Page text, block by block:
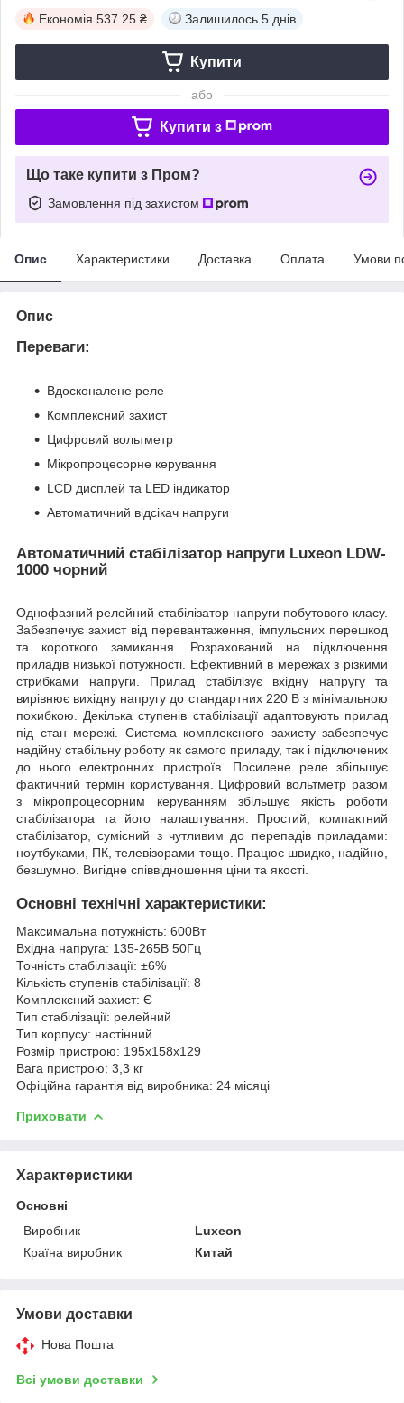
Економія 537.25 ₴ Залишилось 5 днів
Купити
або
Купити з
Що таке купити з Пром?
Замовлення під захистом
Опис Характеристики Доставка Оплата Умови
Опис
Переваги:
Вдосконалене реле
Комплексний захист
Цифровий вольтметр
Мікропроцесорне керування
LCD дисплей та LED індикатор
Автоматичний відсікач напруги
Автоматичний стабілізатор напруги Luxeon LDW-
1000 чорний
Однофазний релейний стабілізатор напруги побутового класу.
Забезпечує захист від перевантаження, імпульсних перешкод
та короткого замикання. Розрахований на підключення
приладів низької потужності. Ефективний в мережах з різкими
стрибками напруги. Прилад стабілізує вхідну напругу та
вирівнює вихідну напругу до стандартних 220 В з мінімальною
похибкою. Декілька ступенів стабілізації адаптовують прилад
під стан мережі. Система комплексного захисту забезпечує
надійну стабільну роботу як самого приладу, так і підключених
до нього електронних пристроїв. Посилене реле збільшує
фактичний термін користування. Цифровий вольтметр разом
з мікропроцесорним керуванням збільшує якість роботи
стабілізатора та його налаштування. Простий, компактний
стабілізатор, сумісний з чутливим до перепадів приладами:
ноутбуками, ПК, телевізорами тощо. Працює швидко, надійно,
безшумно. Вигідне співвідношення ціни та якості.
Основні технічні характеристики:
Максимальна потужність: 600Вт
Вхідна напруга: 135-265В 50Гц
Точність стабілізації: ±6%
Кількість ступенів стабілізації: 8
Комплексний захист: Є
Тип стабілізації: релейний
Тип корпусу: настінний
Розмір пристрою: 195х158х129
Вага пристрою: 3,3 кг
Офіційна гарантія від виробника: 24 місяці
Приховати
Характеристики
Основні
Виробник
Luxeon
Країна виробник
Китай
Умови доставки
Нова Пошта
Всі умови доставки